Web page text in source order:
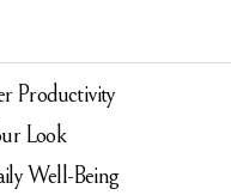
tarayıcıya
Productivity
Look
Well-Being